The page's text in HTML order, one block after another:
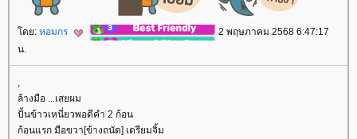
ดย: หอมกร
2 พฤษภาคม 2568 6:47:17
น.
ล้างมือ ...เสยผม
ปั้นข้าวเหนี่ยวพอดีคำ 2 ก้อน
ก้อนแรก มือขวา[ข้างถนัด] เตรียมจิ้ม